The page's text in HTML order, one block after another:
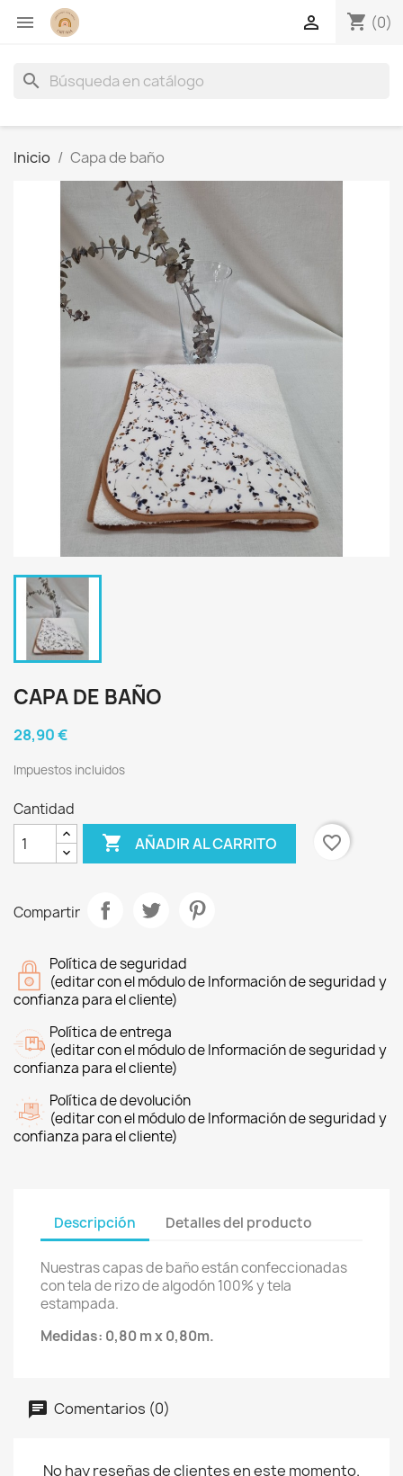
 shopping_cart (0)

search
Inicio Capa de baño
CAPA DE BAÑO
28,90 €
Impuestos incluidos
Cantidad
 AÑADIR AL CARRITO favorite_border
Compartir
Política de seguridad
(editar con el módulo de Información de seguridad y
confianza para el cliente)
Política de entrega
(editar con el módulo de Información de seguridad y
confianza para el cliente)
Política de devolución
(editar con el módulo de Información de seguridad y
confianza para el cliente)
Descripción Detalles del producto
Nuestras capas de baño están confeccionadas
con tela de rizo de algodón 100% y tela
estampada.
Medidas: 0,80 m x 0,80m.
Comentarios (0)
No hay reseñas de clientes en este momento.